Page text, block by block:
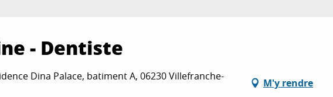
- Dentiste
Dina Palace, batiment A, 06230 Villefranche-
M'y rendre